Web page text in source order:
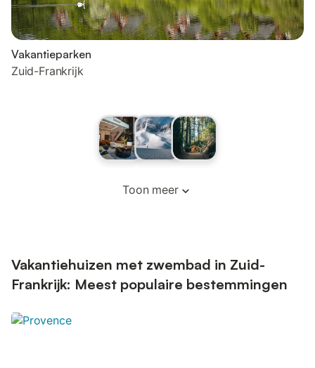
Vakantieparken
Zuid-Frankrijk
Toon meer
Vakantiehuizen met zwembad in Zuid-
Frankrijk: Meest populaire bestemmingen